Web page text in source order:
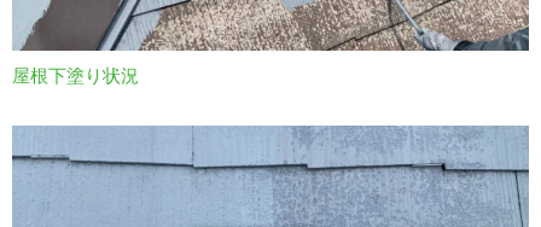
屋根下塗り状況